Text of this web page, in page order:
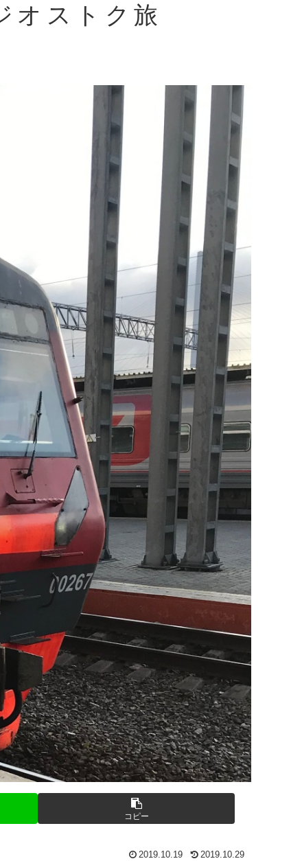
オストク旅
コピー
2019.10.19 2019.10.29